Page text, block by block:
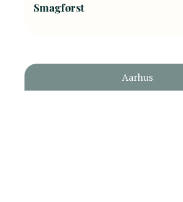
Smagførst
Aarhus